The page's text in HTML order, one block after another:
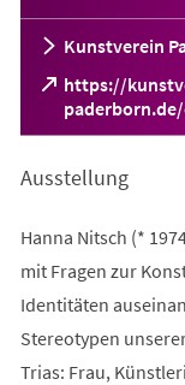
Kunstverein
https://
(Öffnet
in
neuen
Ausstellung
Hanna Nitsch (*
mit Fragen zur
Identitäten
Stereotypen
Trias: Frau,